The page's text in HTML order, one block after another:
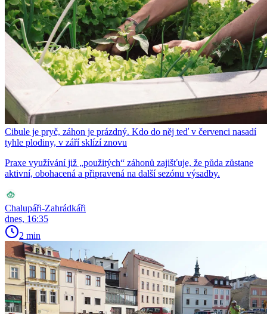
Cibule je pryč, záhon je prázdný. Kdo do něj teď v červenci nasadí
tyhle plodiny, v září sklízí znovu
Praxe využívání již „použitých“ záhonů zajišťuje, že půda zůstane
aktivní, obohacená a připravená na další sezónu výsadby.
Chalupáři-Zahrádkáři
dnes, 16:35
2 min